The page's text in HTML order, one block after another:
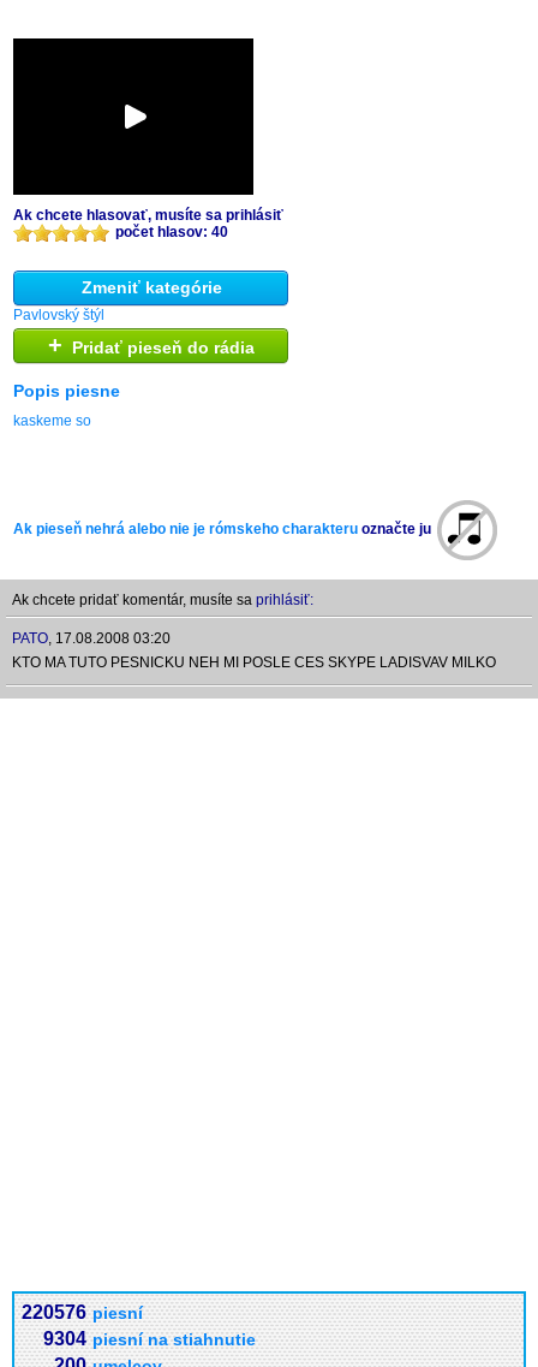
Ak chcete hlasovať, musíte sa prihlásiť
počet hlasov: 40
Zmeniť kategórie
Pavlovský štýl
+ Pridať pieseň do rádia
Popis piesne
kaskeme so
Ak pieseň nehrá alebo nie je rómskeho charakteru označte ju
Ak chcete pridať komentár, musíte sa prihlásiť:
PATO, 17.08.2008 03:20
KTO MA TUTO PESNICKU NEH MI POSLE CES SKYPE LADISVAV MILKO
220576 piesní
9304 piesní na stiahnutie